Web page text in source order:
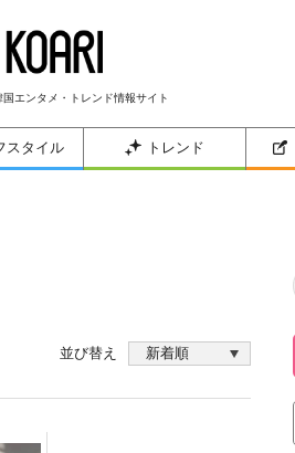
エンタメ・トレンド情報サイト
スタイル トレンド
並び替え